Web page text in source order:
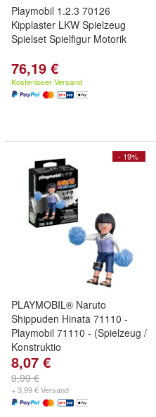
Playmobil 1.2.3 70126
Kipplaster LKW Spielzeug
Spielset Spielfigur Motorik
76,19 €
Kostenloser Versand
- 19%
PLAYMOBIL® Naruto
Shippuden Hinata 71110 -
Playmobil 71110 - (Spielzeug /
Konstruktio
8,07 €
9,99 €
+ 3,99 € Versand